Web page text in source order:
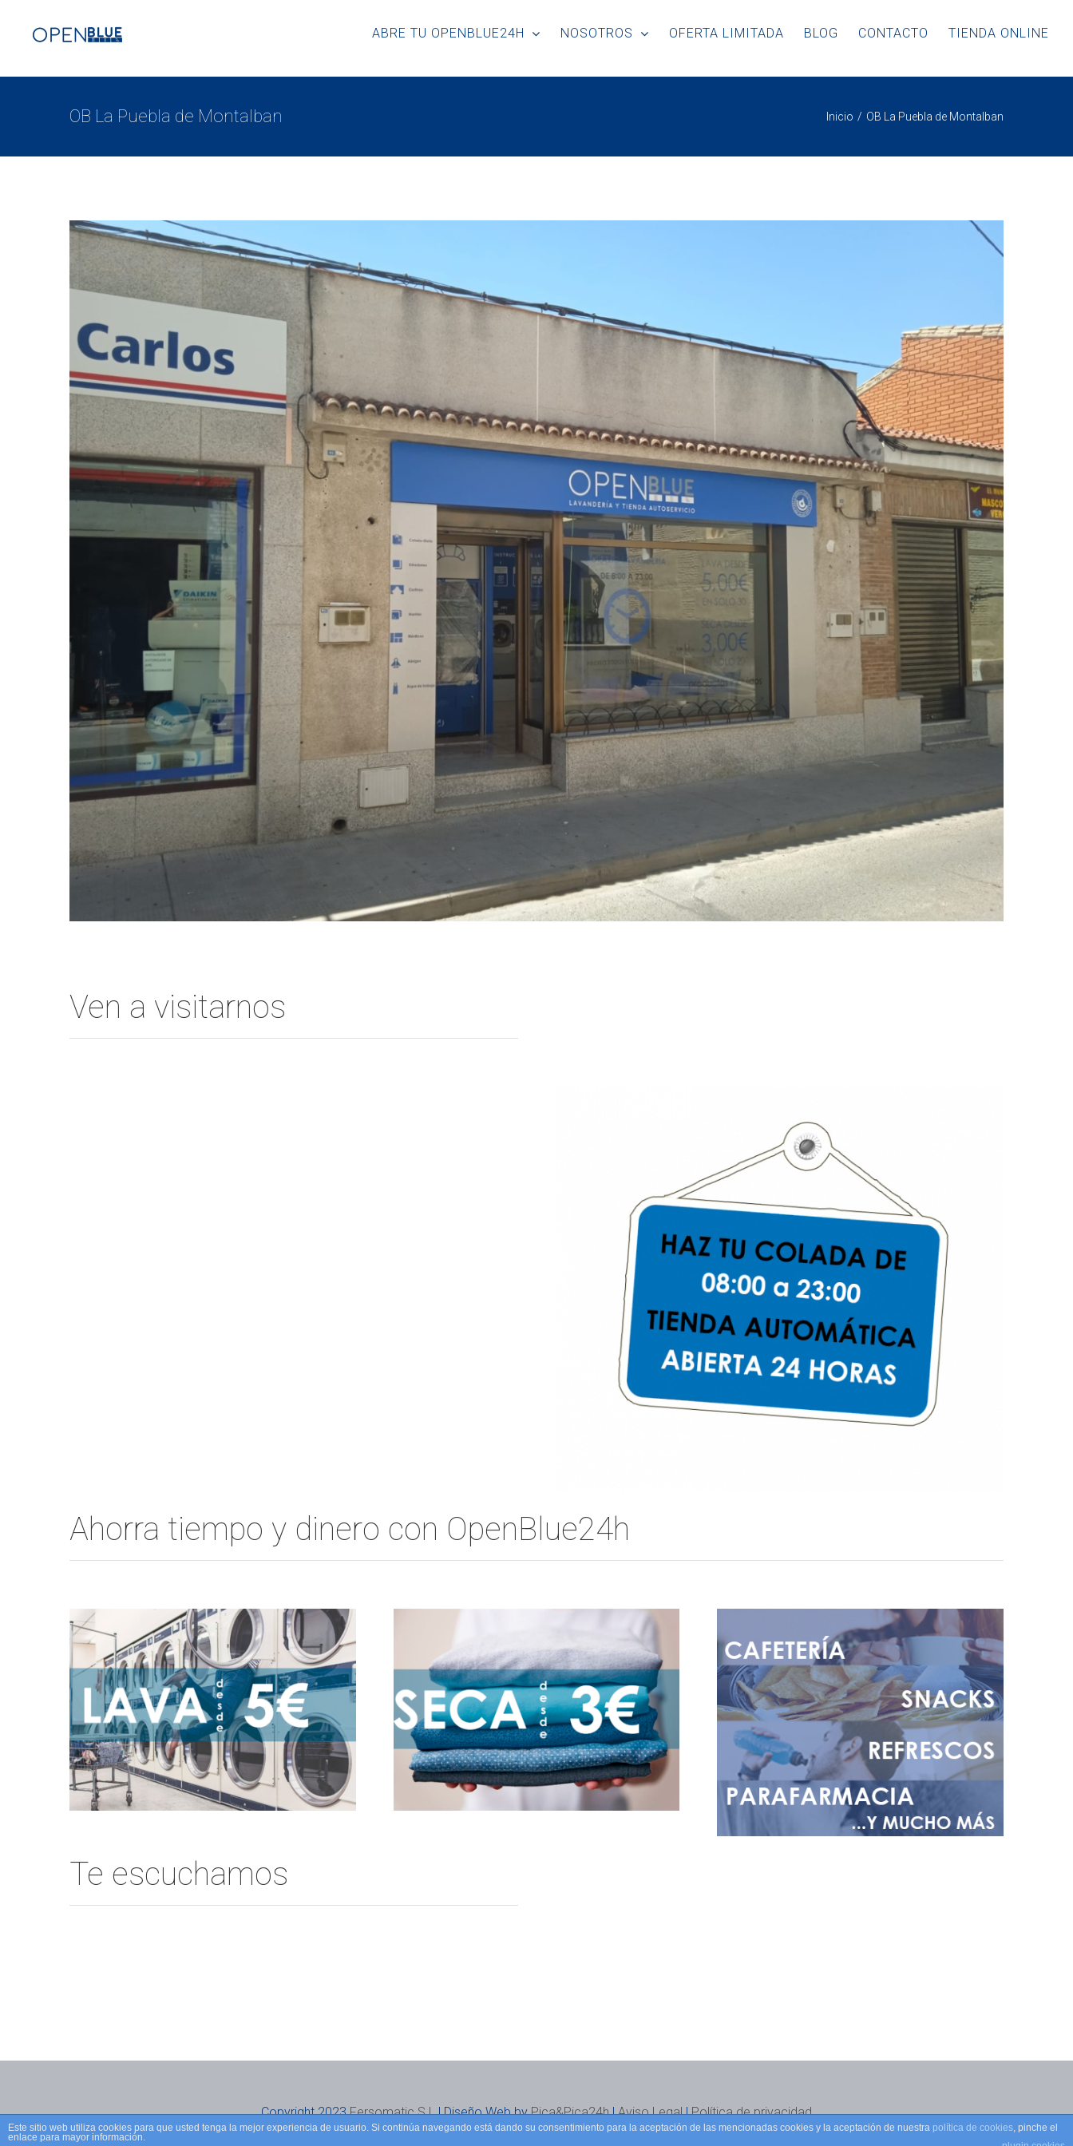
ABRE TU OPENBLUE24H NOSOTROS OFERTA LIMITADA BLOG CONTACTO TIENDA ONLINE
OB La Puebla de Montalban Inicio OB La Puebla de Montalban
Ven a visitarnos
Ahorra tiempo y dinero con OpenBlue24h
Te escuchamos
Copyright 2023Fersomatic S.L| Diseño Web byPica&Pica24h|Aviso Legal|Política de privacidad
Este sitio web utiliza cookies para que usted tenga la mejor experiencia de usuario. Si continúa navegando está dando su consentimiento para la aceptación de las mencionadas cookies y la aceptación de nuestra política de cookies, pinche el
enlace para mayor información.